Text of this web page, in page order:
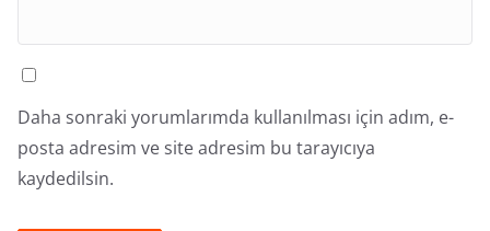
Daha sonraki yorumlarımda kullanılması için adım, e-
posta adresim ve site adresim bu tarayıcıya
kaydedilsin.